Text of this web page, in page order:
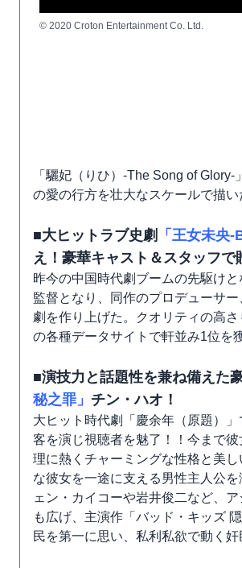
© 2020 Croton Entertainment Co. Ltd.
「驪妃（りひ）-The Song of
の愛の行方を壮大なスケールで描い
■大ヒットラブ史劇 「王女未央-
え！豪華キャスト＆スタッフで
昨今の中国時代劇ブームの先駆け
監督となり、同作のプロデューサ
劇を作り上げた。クオリティの高
の各種データサイトで軒並み1位を
■演技力と話題性を兼ね備えた
秘之罪」 チン・ハオ！
大ヒット時代劇「慶余年（原題）
客を演じ視聴者を魅了！！今まで
理に熱くチャーミングな性格と美
な彼女を一途に支える男性主人公
ェン・カイコーや岩井俊二など、
も広げ、主演作「バッド・キッズ
民を第一に思い、私利私欲で動く